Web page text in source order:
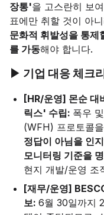
장통'을 고스란히 보
표에만 취할 것이 아
문화적 휘발성을 통제
를 가동해야 합니다.
▶ 기업 대응 체크
[HR/운영] 몬순 대
릭스' 수립: 폭우
(WFH) 프로토콜
정답이 아님을 인
모니터링 기준을
현지 개발/운영 조
[재무/운영]
보: 6월 30일까지